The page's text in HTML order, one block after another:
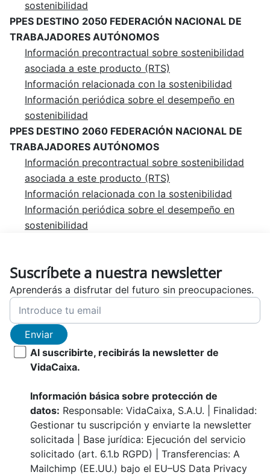
sostenibilidad
PPES DESTINO 2050 FEDERACIÓN NACIONAL DE
TRABAJADORES AUTÓNOMOS
Información precontractual sobre sostenibilidad
asociada a este producto (RTS)
Información relacionada con la sostenibilidad
Información periódica sobre el desempeño en
sostenibilidad
PPES DESTINO 2060 FEDERACIÓN NACIONAL DE
TRABAJADORES AUTÓNOMOS
Información precontractual sobre sostenibilidad
asociada a este producto (RTS)
Información relacionada con la sostenibilidad
Información periódica sobre el desempeño en
sostenibilidad
Suscríbete a nuestra newsletter
Aprenderás a disfrutar del futuro sin preocupaciones.
Enviar
Al suscribirte, recibirás la newsletter de
VidaCaixa.
Información básica sobre protección de
datos: Responsable: VidaCaixa, S.A.U. | Finalidad:
Gestionar tu suscripción y enviarte la newsletter
solicitada | Base jurídica: Ejecución del servicio
solicitado (art. 6.1.b RGPD) | Transferencias: A
Mailchimp (EE.UU.) bajo el EU–US Data Privacy